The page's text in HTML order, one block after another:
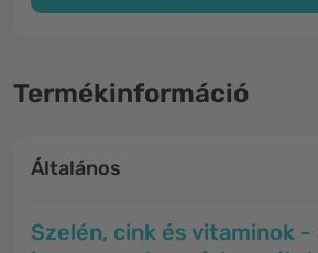
Termékinformáció
Általános
Szelén, cink és vitaminok -